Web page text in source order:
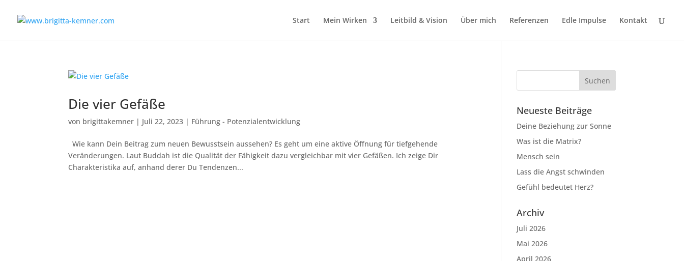
Start Mein Wirken Leitbild & Vision Über mich Referenzen Edle Impulse Kontakt
Die vier Gefäße
von brigittakemner | Juli 22, 2023 | Führung - Potenzialentwicklung
Wie kann Dein Beitrag zum neuen Bewusstsein aussehen? Es geht um eine aktive Öffnung für tiefgehende
Veränderungen. Laut Buddah ist die Qualität der Fähigkeit dazu vergleichbar mit vier Gefäßen. Ich zeige Dir
Charakteristika auf, anhand derer Du Tendenzen...
Neueste Beiträge
Deine Beziehung zur Sonne
Was ist die Matrix?
Mensch sein
Lass die Angst schwinden
Gefühl bedeutet Herz?
Archiv
Juli 2026
Mai 2026
April 2026